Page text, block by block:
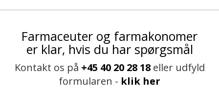
Farmaceuter og farmakonomer
er klar, hvis du har spørgsmål
Kontakt os på +45 40 20 28 18eller udfyld
formularen - klik her